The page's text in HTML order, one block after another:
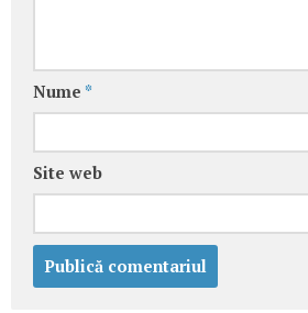
Nume *
Site web